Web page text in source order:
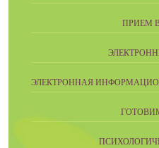
ПРИЕМ
ЭЛЕКТРОННАЯ